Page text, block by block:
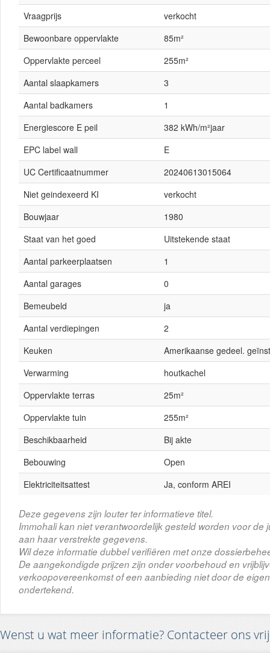
Vraagprijs
verkocht
Bewoonbare oppervlakte
85m²
Oppervlakte perceel
255m²
Aantal slaapkamers
3
Aantal badkamers
1
Energiescore E peil
382 kWh/m²jaar
EPC label wall
E
UC Certificaatnummer
20240613015064
Niet geindexeerd KI
verkocht
Bouwjaar
1980
Staat van het goed
Uitstekende staat
Aantal parkeerplaatsen
1
Aantal garages
0
Bemeubeld
ja
Aantal verdiepingen
2
Keuken
Amerikaanse gedeel.
Verwarming
houtkachel
Oppervlakte terras
25m²
Oppervlakte tuin
255m²
Beschikbaarheid
Bij akte
Bebouwing
Open
Elektriciteitsattest
Ja, conform AREI
Deze gegevens zijn louter ter informatieve titel.
Immohali kan niet verantwoordelijk gesteld worden voor de
aan haar verstrekte gegevens.
Wil deze informatie dubbel verifiëren met onze
De aangekondigde prijzen zijn onder voorbehoud en
verkoopovereenkomst of een aanbieding niet door de
ondertekend.
Wenst u wat meer informatie? Contacteer ons